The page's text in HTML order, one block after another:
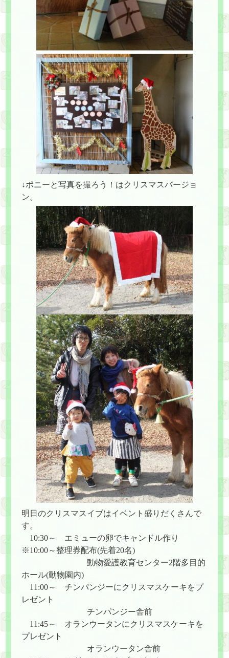
↓ポニーと写真を撮ろう！はクリスマスバージョ
ン。
明日のクリスマスイブはイベント盛りだくさんで
す。
10:30～ エミューの卵でキャンドル作り
※10:00～整理券配布(先着20名)
動物愛護教育センター2階多目的
ホール(動物園内)
11:00～ チンパンジーにクリスマスケーキをプ
レゼント
チンパンジー舎前
11:45～ オランウータンにクリスマスケーキを
プレゼント
オランウータン舎前